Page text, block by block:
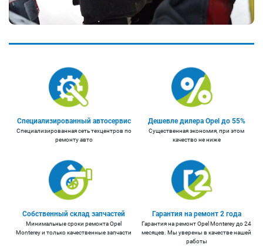
Специализированный автосервис
Специализированная сеть техцентров по
ремонту авто
Дешевле дилера Opel до 55%
Существенная экономия, при этом
качество не ниже
Собственный склад запчастей
Минимальные сроки ремонта Opel
Monterey и только качественные запчасти
Гарантия на ремонт 2 года
Гарантия на ремонт Opel Monterey до 24
месяцев. Мы уверены в качестве нашей
работы